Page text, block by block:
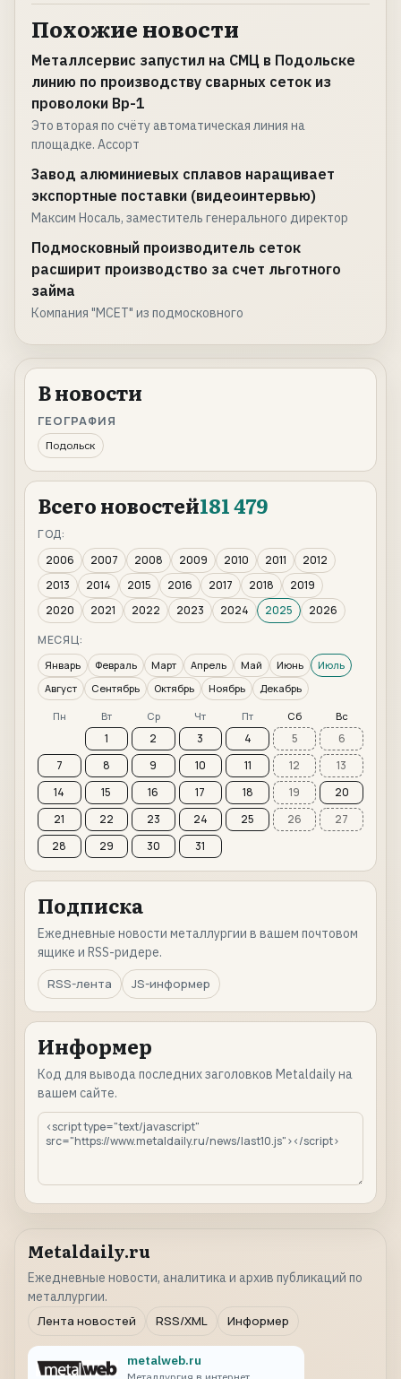
Похожие новости
Металлсервис запустил на СМЦ в Подольске
линию по производству сварных сеток из
проволоки Вр-1
Это вторая по счёту автоматическая линия на
площадке. Ассорт
Завод алюминиевых сплавов наращивает
экспортные поставки (видеоинтервью)
Максим Носаль, заместитель генерального директор
Подмосковный производитель сеток
расширит производство за счет льготного
займа
Компания "МСЕТ" из подмосковного
В новости
ГЕОГРАФИЯ
Подольск
Всего новостей181 479
ГОД:
2006
2007 2008 2009 2010 2011
2012
2013
2014 2015 2016 2017 2018
2019
2020
2021 2022 2023 2024 2025
2026
МЕСЯЦ:
Январь Февраль Март Апрель Май Июнь
Июль
Август
Сентябрь Октябрь Ноябрь Декабрь
Пн Вт Ср Чт Пт Сб Вс
1 2 3 4 5
6
7
8 9 10 11 12
13
14
15 16 17 18 19
20
21
22 23 24 25 26
27
28
29 30 31
Подписка
Ежедневные новости металлургии в вашем почтовом
ящике и RSS-ридере.
RSS-лента
JS-информер
Информер
Код для вывода последних заголовков Metaldaily на
вашем сайте.
Metaldaily.ru
Ежедневные новости, аналитика и архив публикаций по
металлургии.
Лента новостей
RSS/XML Информер
metalweb.ru